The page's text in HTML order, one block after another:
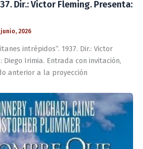
Dir.: Victor Fleming. Presenta:
junio, 2026
intrépidos”. 1937. Dir.: Victor
Diego Irimia. Entrada con invitación,
anterior a la proyección